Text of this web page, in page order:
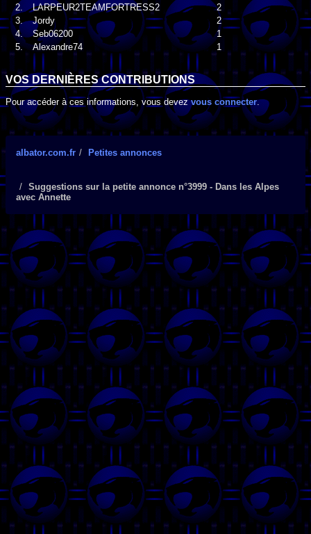
2.
LARPEUR2TEAMFORTRESS2
2
3.
Jordy
2
4.
Seb06200
1
5.
Alexandre74 1
VOS DERNIÈRES CONTRIBUTIONS
Pour accéder à ces informations, vous devezvous connecter.
albator.com.fr Petites annonces
Suggestions sur la petite annonce n°3999 - Dans les Alpes
avec Annette